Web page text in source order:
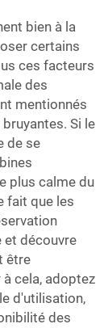
bien à la
certains
ces facteurs
des
mentionnés
Si le
de se
plus calme du
fait que les
et découvre
être
cela, adoptez
d'utilisation,
des